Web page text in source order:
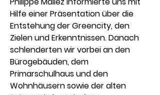
Hilfe einer Präsentation über die
Entstehung der Greencity, den
Zielen und Erkenntnissen. Danach
schlenderten wir vorbei an den
Bürogebäuden, dem
Primarschulhaus und den
Wohnhäusern sowie der alten